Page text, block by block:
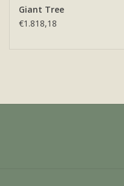
Giant Tree
€1.818,18